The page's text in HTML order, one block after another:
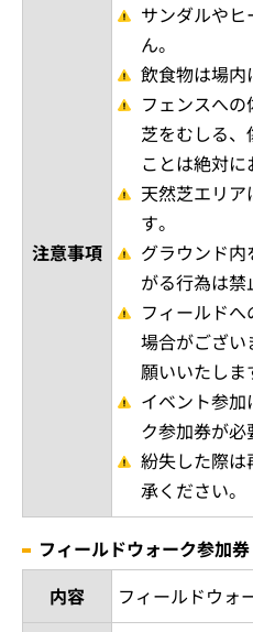
注意事項
サンダルや
ん。
飲食物は場内
フェンスへの
芝をむしる
ことは絶対に
天然芝エリ
す。
グラウンド
がる行為は禁
フィールド
場合がござい
願いいたしま
イベント参
ク参加券が必
紛失した際は
承ください。
フィールドウォーク参加
内容
フィールドウォ